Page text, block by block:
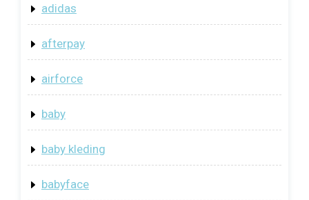
adidas
afterpay
airforce
baby
baby kleding
babyface